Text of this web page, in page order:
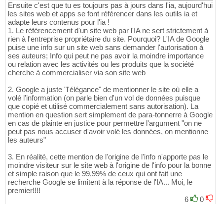
Ensuite c'est que tu es toujours pas à jours dans l'ia, aujourd'hui
les sites web et apps se font référencer dans les outils ia et
adapte leurs contenus pour l'ia !
1. Le référencement d'un site web par l'IA ne sert strictement à
rien à l'entreprise propriétaire du site. Pourquoi? L'IA de Google
puise une info sur un site web sans demander l'autorisation à
ses auteurs; Info qui peut ne pas avoir la moindre importance
ou relation avec les activités ou les produits que la société
cherche à commercialiser via son site web
2. Google a juste "l'élégance" de mentionner le site où elle a
volé l'information (on parle bien d'un vol de données puisque
que copié et utilisé commercialement sans autorisation). La
mention en question sert simplement de para-tonnerre à Google
en cas de plainte en justice pour permettre l'argument "on ne
peut pas nous accuser d'avoir volé les données, on mentionne
les auteurs"
3. En réalité, cette mention de l'origine de l'info n'apporte pas le
moindre visiteur sur le site web à l'origine de l'info pour la bonne
et simple raison que le 99,99% de ceux qui ont fait une
recherche Google se limitent à la réponse de l'IA... Moi, le
premier!!!!
6
0